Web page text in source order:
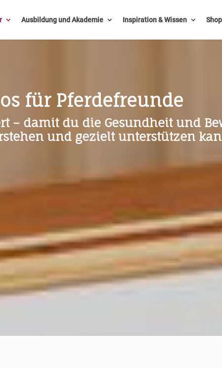
Ausbildung und Akademie Inspiration & Wissen
für Pferdefreunde
– damit du die Gesundheit und
und gezielt unterstützen